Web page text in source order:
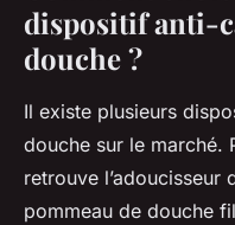
dispositif anti-
douche ?
Il existe plusieurs
douche sur le marché.
retrouve l’adoucisseur
pommeau de douche